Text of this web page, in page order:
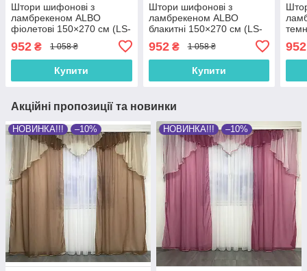
Штори шифонові з
ламбрекеном ALBO
фіолетові 150×270 см (LS-
952 ₴ 1 058 ₴
Купити
Штори шифонові з
ламбрекеном ALBO
блакитні 150×270 см (LS-
952₴ 1 058 ₴
Купити
952
Акційні пропозиції та новинки
НОВИНКА!!! –10% НОВИНКА!!! –10%